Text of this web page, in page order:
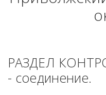
РАЗДЕЛ
- соединение.